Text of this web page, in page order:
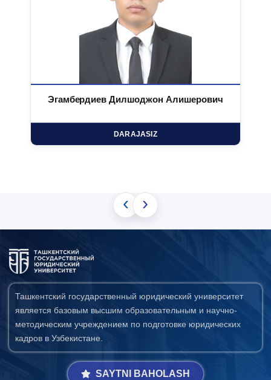
Эгамбердиев Дилшоджон Алишерович
DARAJASIZ
‹ ›
Ташкентский государственный юридический университет
является базовым высшим образовательным и научно-
методическим учреждением по подготовке юридических
кадров в Узбекистане.
SAYTNI BAHOLASH